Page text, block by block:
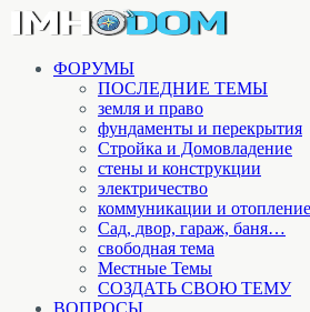
ФОРУМЫ
ПОСЛЕДНИЕ ТЕМЫ
земля и право
фундаменты и перекрытия
Стройка и Домовладение
стены и конструкции
электричество
коммуникации и отопление
Cад, двор, гараж, баня…
свободная тема
Местные Темы
СОЗДАТЬ СВОЮ ТЕМУ
ВОПРОСЫ